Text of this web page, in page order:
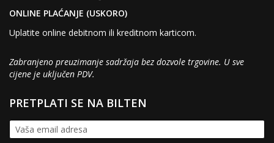
ONLINE PLAĆANJE (USKORO)
Uplatite online debitnom ili kreditnom karticom.
Zabranjeno preuzimanje sadržaja bez dozvole trgovine. U sve
cijene je uključen PDV.
PRETPLATI SE NA BILTEN